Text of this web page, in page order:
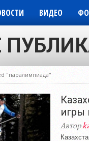
ВИДЕО
"паралимпиада"
игры
Автор